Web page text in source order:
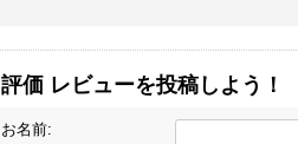
評価 レビューを投稿しよう！
お名前: